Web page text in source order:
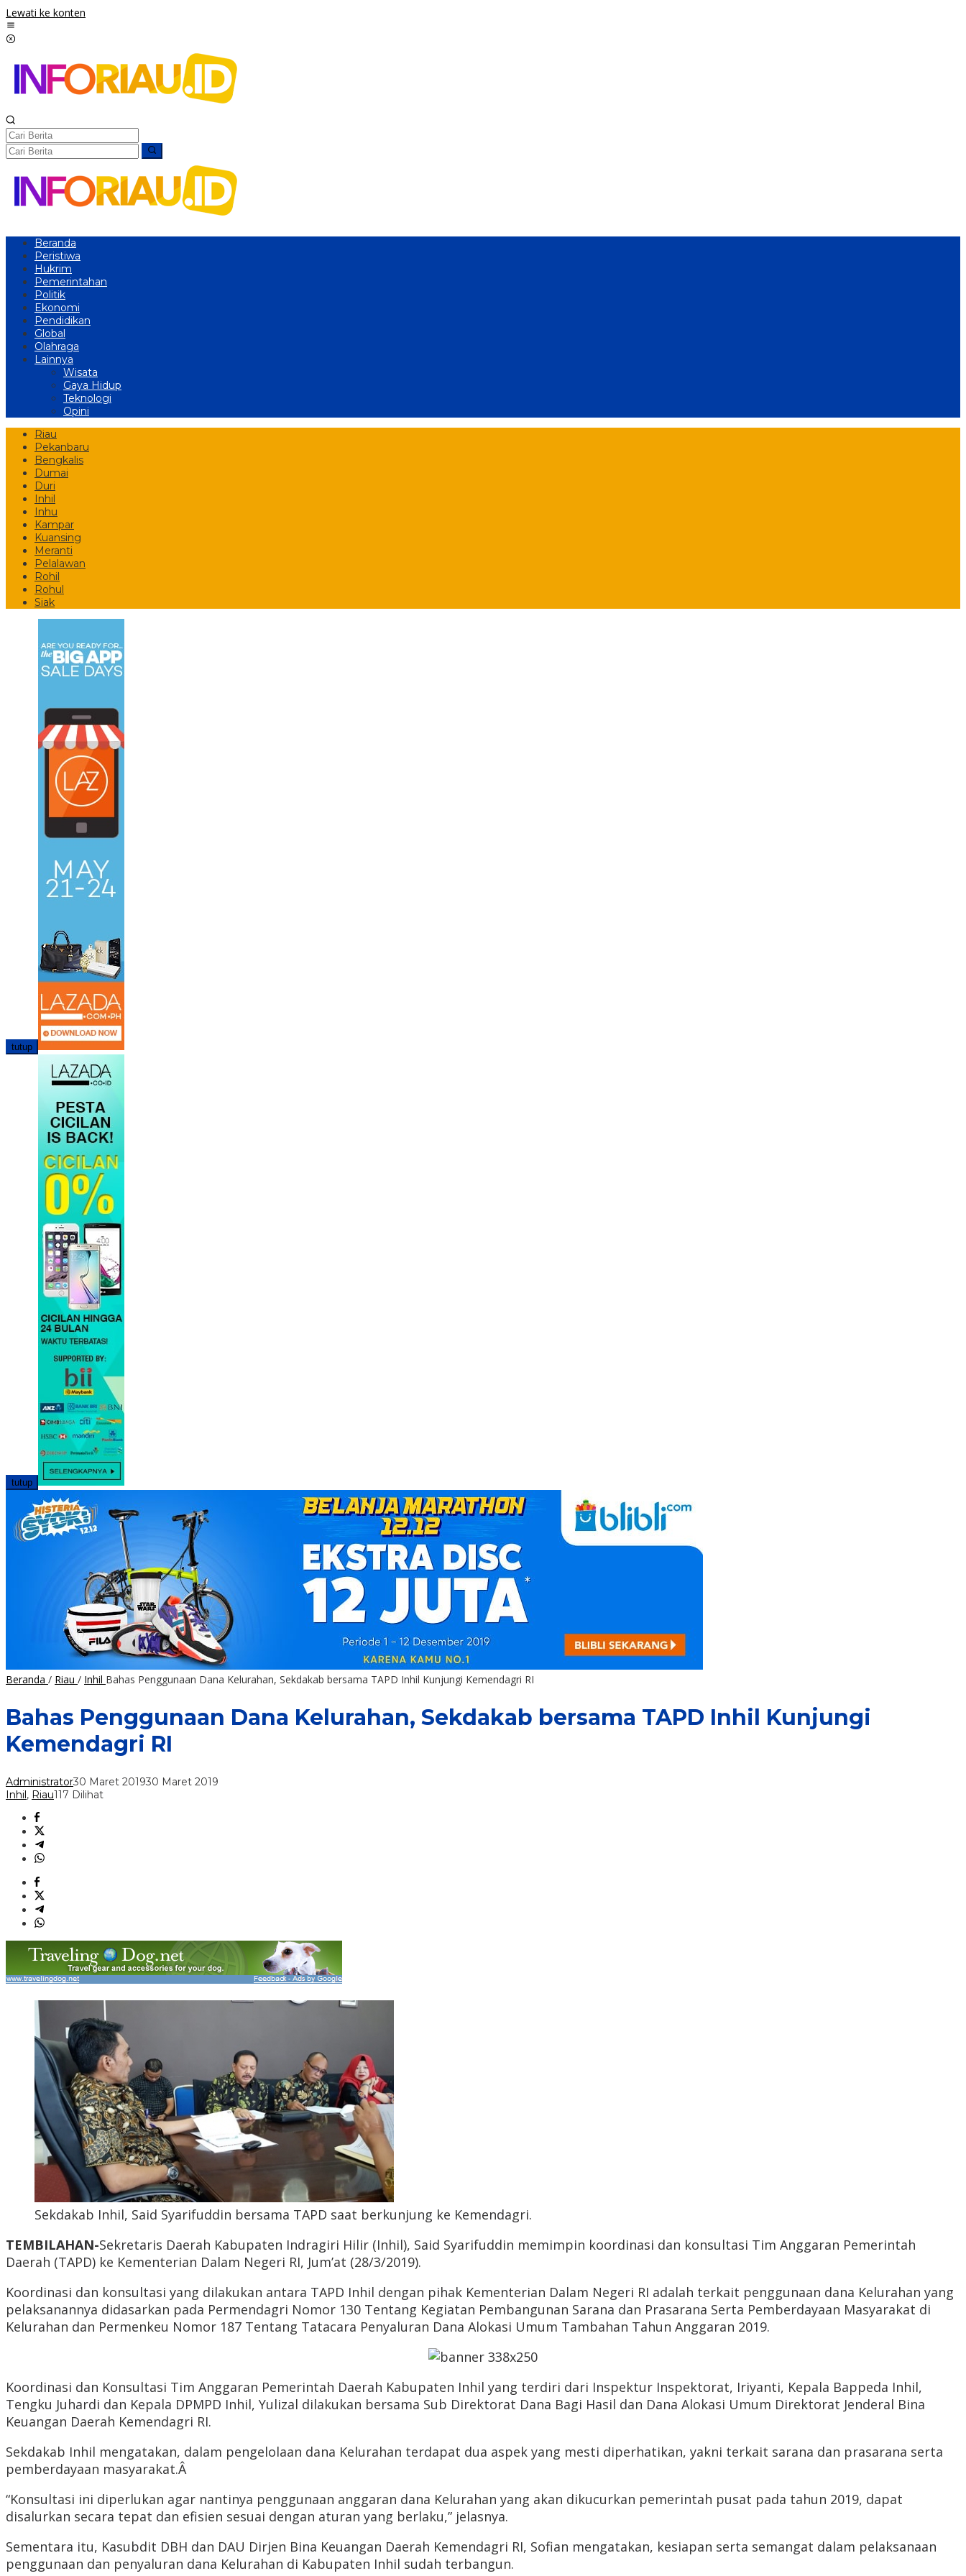
Lewati ke konten
Beranda
Peristiwa
Hukrim
Pemerintahan
Politik
Ekonomi
Pendidikan
Global
Olahraga
Lainnya
Wisata
Gaya Hidup
Teknologi
Opini
Riau
Pekanbaru
Bengkalis
Dumai
Duri
Inhil
Inhu
Kampar
Kuansing
Meranti
Pelalawan
Rohil
Rohul
Siak
tutup
tutup
Beranda / Riau / Inhil Bahas Penggunaan Dana Kelurahan, Sekdakab bersama TAPD Inhil Kunjungi Kemendagri RI
Bahas Penggunaan Dana Kelurahan, Sekdakab bersama TAPD Inhil Kunjungi
Kemendagri RI
Administrator30 Maret 201930 Maret 2019
Inhil, Riau117 Dilihat
Sekdakab Inhil, Said Syarifuddin bersama TAPD saat berkunjung ke Kemendagri.
TEMBILAHAN-Sekretaris Daerah Kabupaten Indragiri Hilir (Inhil), Said Syarifuddin memimpin koordinasi dan konsultasi Tim Anggaran Pemerintah
Daerah (TAPD) ke Kementerian Dalam Negeri RI, Jum’at (28/3/2019).
Koordinasi dan konsultasi yang dilakukan antara TAPD Inhil dengan pihak Kementerian Dalam Negeri RI adalah terkait penggunaan dana Kelurahan yang
pelaksanannya didasarkan pada Permendagri Nomor 130 Tentang Kegiatan Pembangunan Sarana dan Prasarana Serta Pemberdayaan Masyarakat di
Kelurahan dan Permenkeu Nomor 187 Tentang Tatacara Penyaluran Dana Alokasi Umum Tambahan Tahun Anggaran 2019.
Koordinasi dan Konsultasi Tim Anggaran Pemerintah Daerah Kabupaten Inhil yang terdiri dari Inspektur Inspektorat, Iriyanti, Kepala Bappeda Inhil,
Tengku Juhardi dan Kepala DPMPD Inhil, Yulizal dilakukan bersama Sub Direktorat Dana Bagi Hasil dan Dana Alokasi Umum Direktorat Jenderal Bina
Keuangan Daerah Kemendagri RI.
Sekdakab Inhil mengatakan, dalam pengelolaan dana Kelurahan terdapat dua aspek yang mesti diperhatikan, yakni terkait sarana dan prasarana serta
pemberdayaan masyarakat.Â
“Konsultasi ini diperlukan agar nantinya penggunaan anggaran dana Kelurahan yang akan dikucurkan pemerintah pusat pada tahun 2019, dapat
disalurkan secara tepat dan efisien sesuai dengan aturan yang berlaku,” jelasnya.
Sementara itu, Kasubdit DBH dan DAU Dirjen Bina Keuangan Daerah Kemendagri RI, Sofian mengatakan, kesiapan serta semangat dalam pelaksanaan
penggunaan dan penyaluran dana Kelurahan di Kabupaten Inhil sudah terbangun.